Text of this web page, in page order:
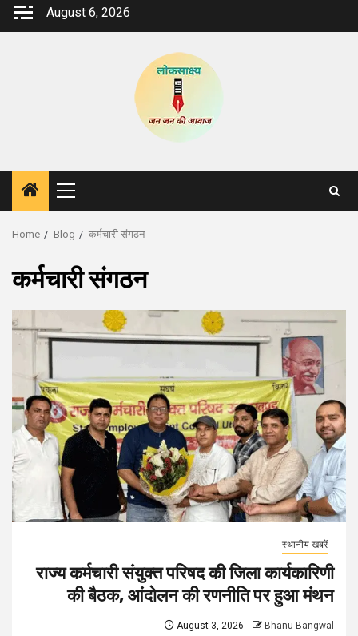
Skip
August 6, 2026
Primary
Menu
Home Blog कर्मचारी संगठन
कर्मचारी संगठन
स्थानीय खबरें
राज्य कर्मचारी संयुक्त परिषद की जिला कार्यकारिणी
की बैठक, आंदोलन की रणनीति पर हुआ मंथन
August 3, 2026 Bhanu Bangwal